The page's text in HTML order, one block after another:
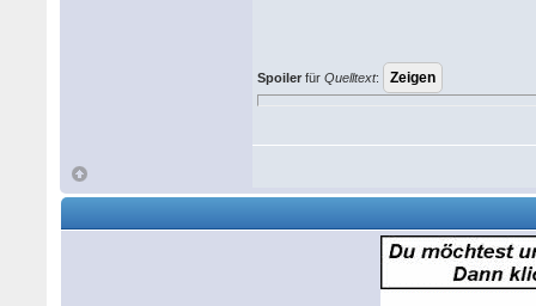
Spoiler fürQuelltext: